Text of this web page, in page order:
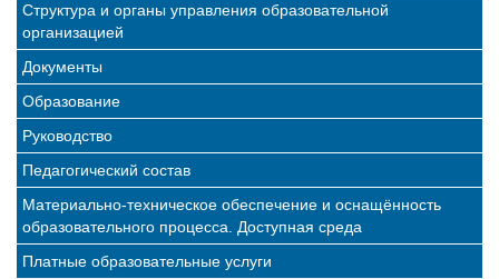
Структура и органы управления образовательной
организацией
Документы
Образование
Руководство
Педагогический состав
Материально-техническое обеспечение и оснащённость
образовательного процесса. Доступная среда
Платные образовательные услуги